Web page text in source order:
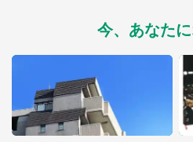
選択す
今、あなた